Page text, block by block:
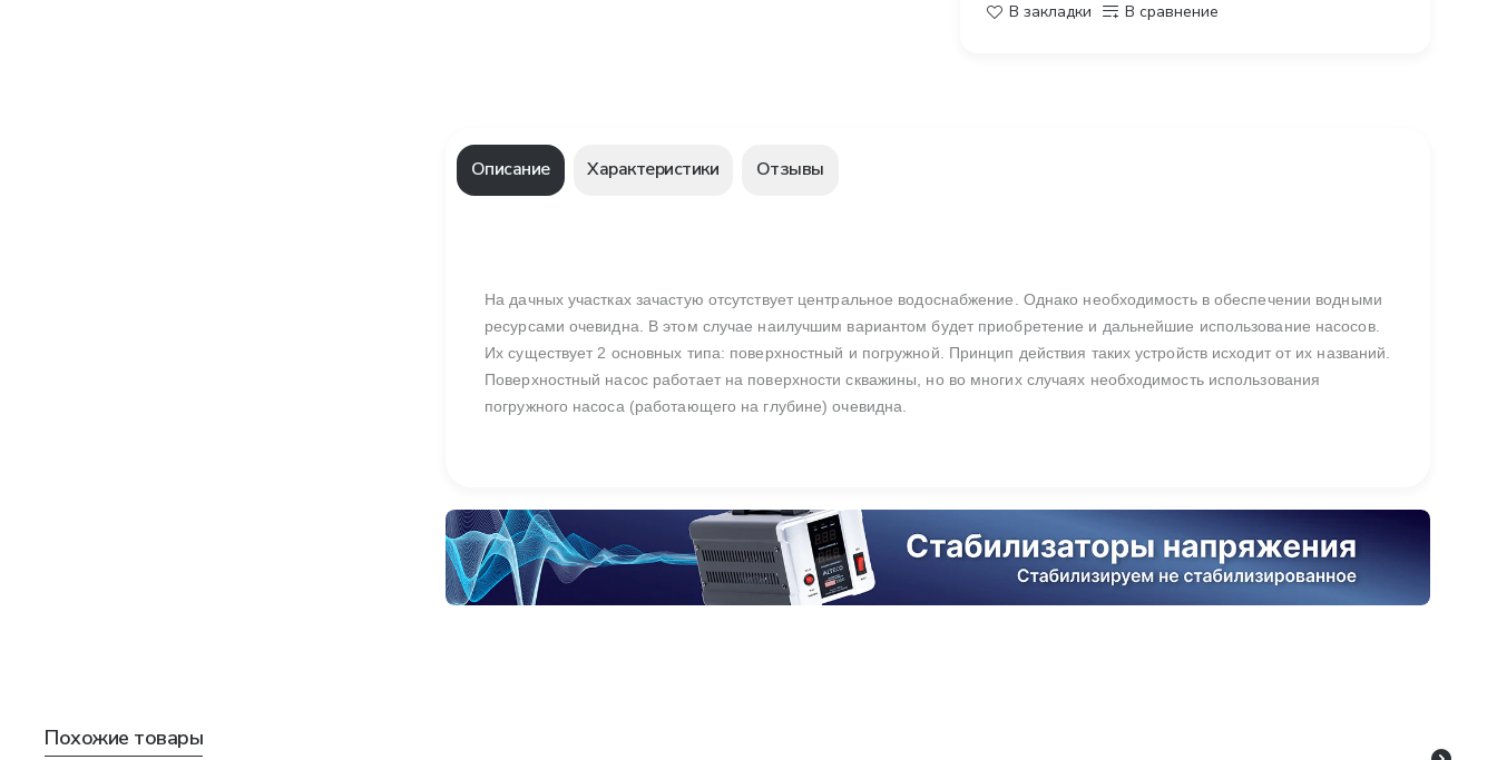
В закладки В сравнение
Описание Характеристики Отзывы
На дачных участках зачастую отсутствует центральное водоснабжение. Однако необходимость в обеспечении водными
ресурсами очевидна. В этом случае наилучшим вариантом будет приобретение и дальнейшие использование насосов.
Их существует 2 основных типа: поверхностный и погружной. Принцип действия таких устройств исходит от их названий.
Поверхностный насос работает на поверхности скважины, но во многих случаях необходимость использования
погружного насоса (работающего на глубине) очевидна.
Похожие товары